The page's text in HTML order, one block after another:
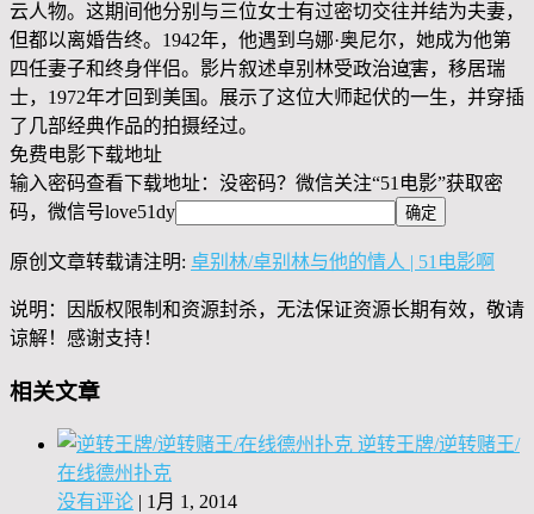
云人物。这期间他分别与三位女士有过密切交往并结为夫妻，
但都以离婚告终。1942年，他遇到乌娜·奥尼尔，她成为他第
四任妻子和终身伴侣。影片叙述卓别林受政治迫҉害，移居瑞
士，1972年才回到美国。展示了这位大师起伏的一生，并穿插
了几部经典作品的拍摄经过。
免费电影下载地址
输入密码查看下载地址：没密码？微信关注“51电影”获取密
码，微信号love51dy
原创文章转载请注明: 卓别林/卓别林与他的情人 | 51电影啊
说明：因版权限制和资源封杀，无法保证资源长期有效，敬请
谅解！感谢支持！
相关文章
逆转王牌/逆转赌王/
在线德州扑克
没有评论 | 1月 1, 2014